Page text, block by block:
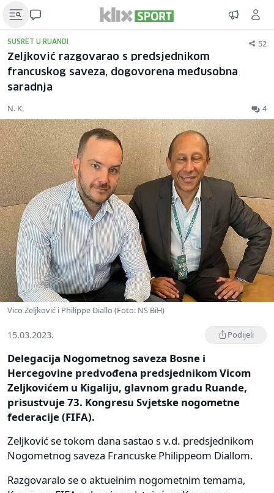
SUSRET U RUANDI 52
Zeljković razgovarao s predsjednikom
francuskog saveza, dogovorena međusobna
saradnja
N. K. 4
Vico Zeljković i Philippe Diallo (Foto: NS BiH)
15.03.2023. Podijeli
Delegacija Nogometnog saveza Bosne i
Hercegovine predvođena predsjednikom Vicom
Zeljkovićem u Kigaliju, glavnom gradu Ruande,
prisustvuje 73. Kongresu Svjetske nogometne
federacije (FIFA).
Zeljković se tokom dana sastao s v.d. predsjednikom
Nogometnog saveza Francuske Philippeom Diallom.
Razgovaralo se o aktuelnim nogometnim temama,